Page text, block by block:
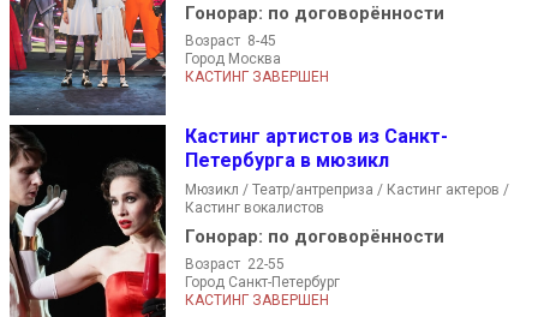
Гонорар: по договорённости
Возраст 8-45
Город Москва
КАСТИНГ ЗАВЕРШЕН
Кастинг артистов из Санкт-
Петербурга в мюзикл
Мюзикл / Театр/антреприза / Кастинг актеров /
Кастинг вокалистов
Гонорар: по договорённости
Возраст 22-55
Город Санкт-Петербург
КАСТИНГ ЗАВЕРШЕН